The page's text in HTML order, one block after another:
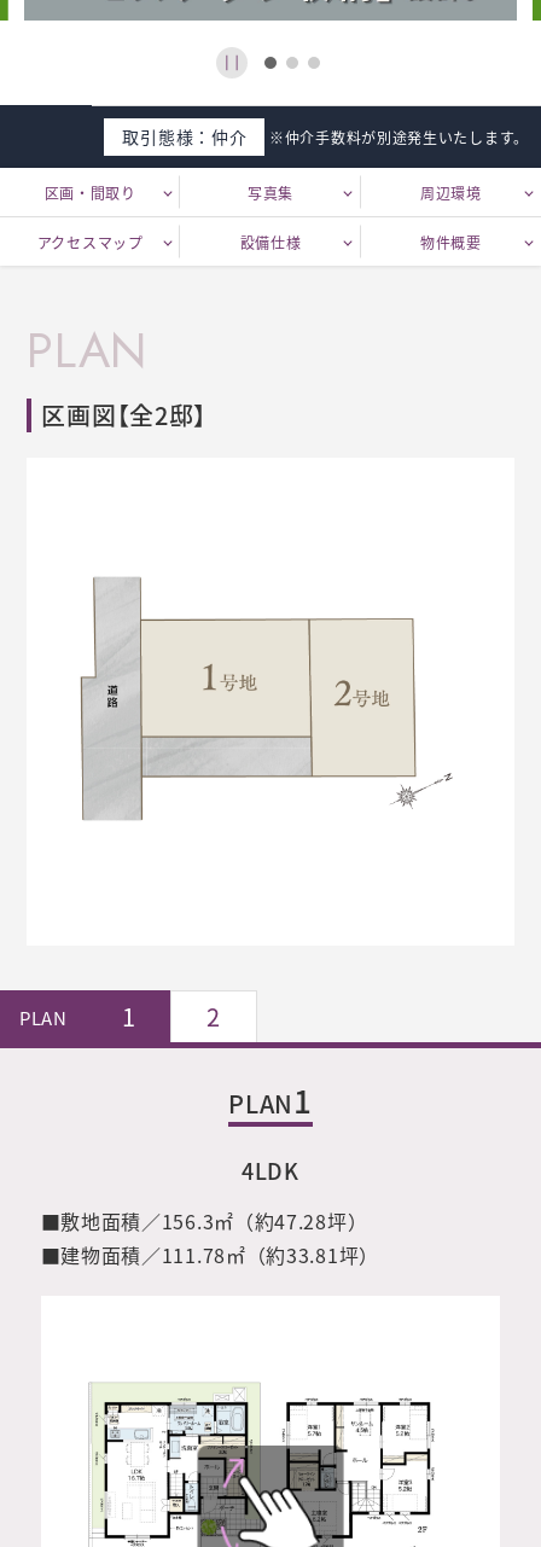
取引態様：仲介 ※仲介手数料が別途発生いたします。
区画・間取り 写真集 周辺環境
アクセスマップ 設備仕様 物件概要
PLAN
区画図【全2邸】
PLAN 1 2
PLAN1
4LDK
■敷地面積／156.3㎡（約47.28坪）
■建物面積／111.78㎡（約33.81坪）